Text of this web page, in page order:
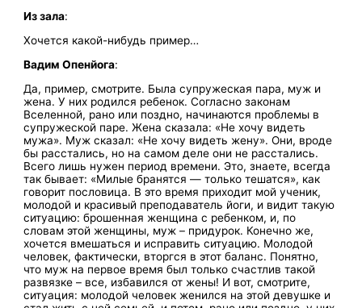
Из зала:
Хочется какой-нибудь пример…
Вадим Опенйога:
Да, пример, смотрите. Была супружеская пара, муж и
жена. У них родился ребенок. Согласно законам
Вселенной, рано или поздно, начинаются проблемы в
супружеской паре. Жена сказала: «Не хочу видеть
мужа». Муж сказал: «Не хочу видеть жену». Они, вроде
бы расстались, но на самом деле они не расстались.
Всего лишь нужен период времени. Это, знаете, всегда
так бывает: «Милые бранятся — только тешатся», как
говорит пословица. В это время приходит мой ученик,
молодой и красивый преподаватель йоги, и видит такую
ситуацию: брошенная женщина с ребенком, и, по
словам этой женщины, муж – придурок. Конечно же,
хочется вмешаться и исправить ситуацию. Молодой
человек, фактически, вторгся в этот баланс. Понятно,
что муж на первое время был только счастлив такой
развязке – все, избавился от жены! И вот, смотрите,
ситуация: молодой человек женился на этой девушке и